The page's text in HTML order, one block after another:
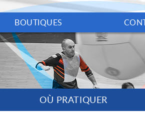
BOUTIQUES
OÙ PRATIQUER